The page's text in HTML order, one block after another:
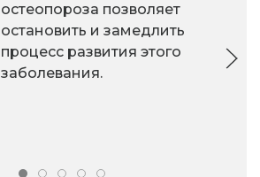
остеопороза позволяет
остановить и замедлить
процесс развития этого
заболевания.